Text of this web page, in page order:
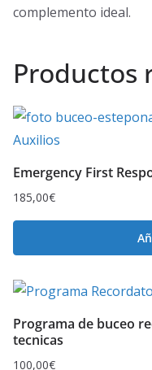
complemento ideal.
Productos
Emergency First
185,00€
Programa de buceo
tecnicas
100,00€